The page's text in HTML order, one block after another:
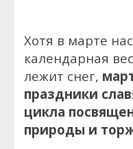
Хотя в марте
календарная
лежит снег,
праздники
цикла
природы и